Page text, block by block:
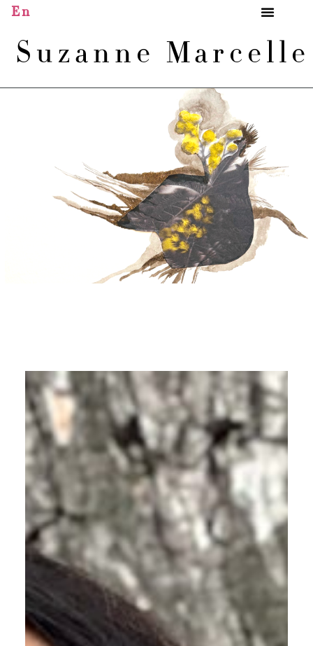
Suzanne
En